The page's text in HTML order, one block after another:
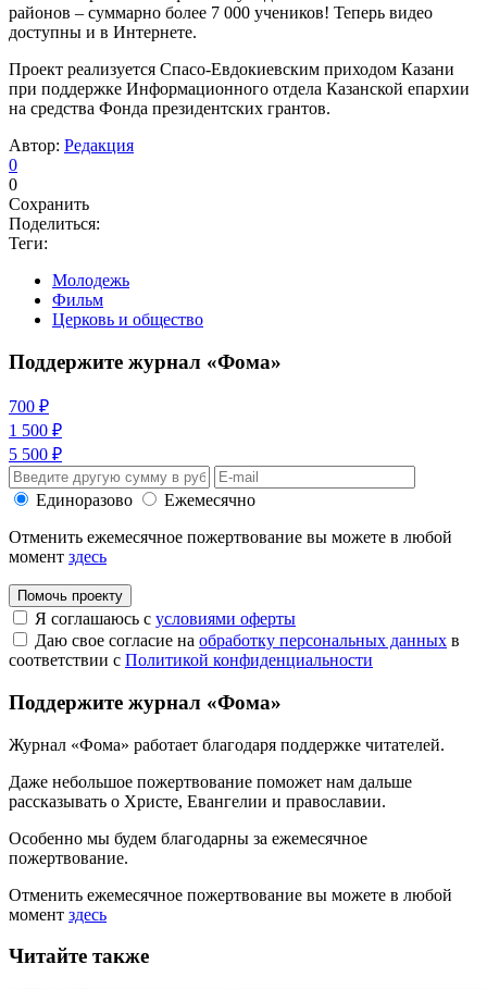
районов – суммарно более 7 000 учеников! Теперь видео
доступны и в Интернете.
Проект реализуется Спасо-Евдокиевским приходом Казани
при поддержке Информационного отдела Казанской епархии
на средства Фонда президентских грантов.
Автор: Редакция
0
0
Сохранить
Поделиться:
Теги:
Молодежь
Фильм
Церковь и общество
Поддержите журнал «Фома»
700 ₽
1 500 ₽
5 500 ₽
Единоразово
Ежемесячно
Отменить ежемесячное пожертвование вы можете в любой
момент здесь
Помочь проекту
Я соглашаюсь с условиями оферты
Даю свое согласие на обработку персональных данных в
соответствии с Политикой конфиденциальности
Поддержите журнал «Фома»
Журнал «Фома» работает благодаря поддержке читателей.
Даже небольшое пожертвование поможет нам дальше
рассказывать о Христе, Евангелии и православии.
Особенно мы будем благодарны за ежемесячное
пожертвование.
Отменить ежемесячное пожертвование вы можете в любой
момент здесь
Читайте также